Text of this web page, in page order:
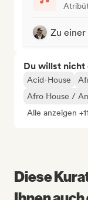
Zu
Du willst nicht
Acid-House
Afro House /
Alle anzeigen
Diese